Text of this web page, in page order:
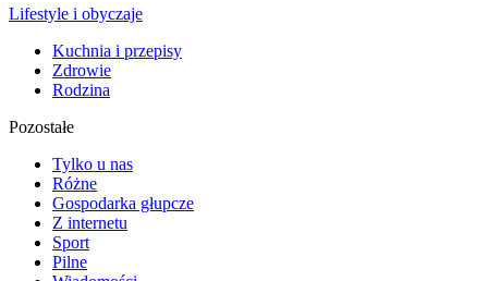
Lifestyle i obyczaje
Kuchnia i przepisy
Zdrowie
Rodzina
Pozostałe
Tylko u nas
Różne
Gospodarka głupcze
Z internetu
Sport
Pilne